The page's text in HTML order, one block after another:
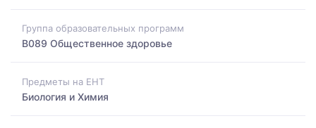
Группа образовательных программ
B089 Общественное здоровье
Предметы на ЕНТ
Биология и Химия